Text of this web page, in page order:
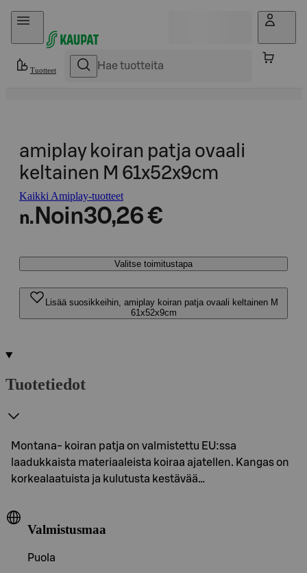
Hyppää sisältöön
Tuotteet
amiplay koiran patja ovaali
keltainen M 61x52x9cm
Kaikki Amiplay-tuotteet
n. Noin30,26 €
Valitse toimitustapa
Lisää suosikkeihin, amiplay koiran patja ovaali keltainen M
61x52x9cm
Tuotetiedot
Montana- koiran patja on valmistettu EU:ssa
laadukkaista materiaaleista koiraa ajatellen. Kangas on
korkealaatuista ja kulutusta kestävää…
Valmistusmaa
Puola